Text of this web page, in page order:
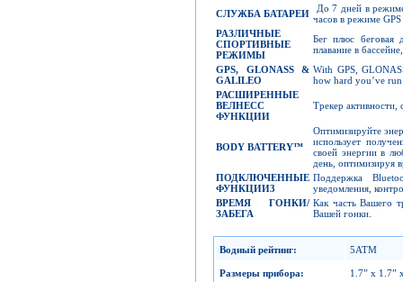
СЛУЖБА БАТАРЕИ
До 7 дней в
часов в режиме
РАЗЛИЧНЫЕ
СПОРТИВНЫЕ
РЕЖИМЫ
Бег плюс беговая
плавание в
GPS, GLONASS &
GALILEO
With GPS,
how hard you’ve
РАСШИРЕННЫЕ
ВЕЛНЕСС
ФУНКЦИИ
Трекер активности,
BODY BATTERY™
Оптимизируйте
использует
своей энергии в
день, оптимизируя
ПОДКЛЮЧЕННЫЕ
ФУНКЦИИ3
Поддержка
уведомления,
ВРЕМЯ ГОНКИ/
ЗАБЕГА
Как часть Вашего
Вашей гонки.
Водный рейтинг: 5ATM
Размеры прибора: 1.7” x 1.7”